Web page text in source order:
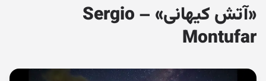
«آتش کیهانی» – Sergio
Montufar